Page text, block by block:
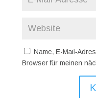
Name, E-Mail-
Browser für meinen